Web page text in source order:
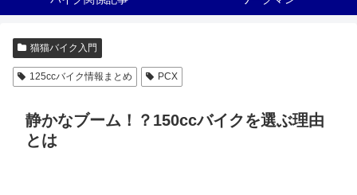
猫猫バイク入門
125ccバイク情報まとめ PCX
静かなブーム！？150ccバイクを選ぶ理由
とは